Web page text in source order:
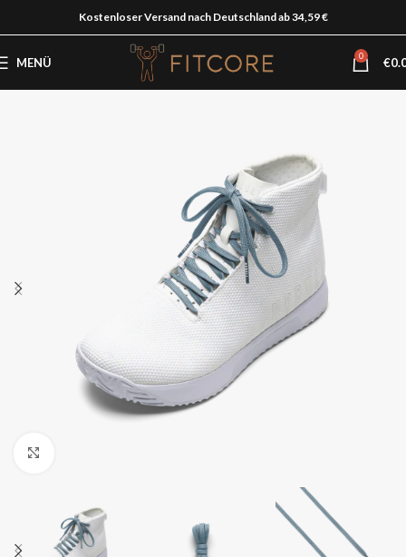
Kostenloser Versand nach Deutschland ab 34,59 €
MENÜ 0 €